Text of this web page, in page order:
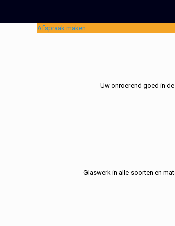
Afspraak maken
Uw onroerend goed in
Glaswerk in alle soorten en